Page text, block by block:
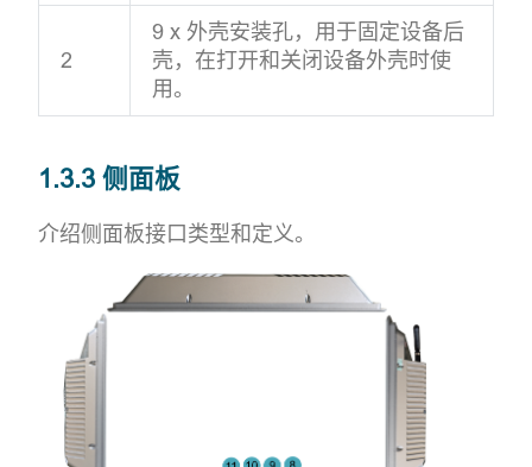
2
9 x 外壳安装孔，用于固定设备后
壳，在打开和关闭设备外壳时使
用。
1.3.3 侧面板
介绍侧面板接口类型和定义。